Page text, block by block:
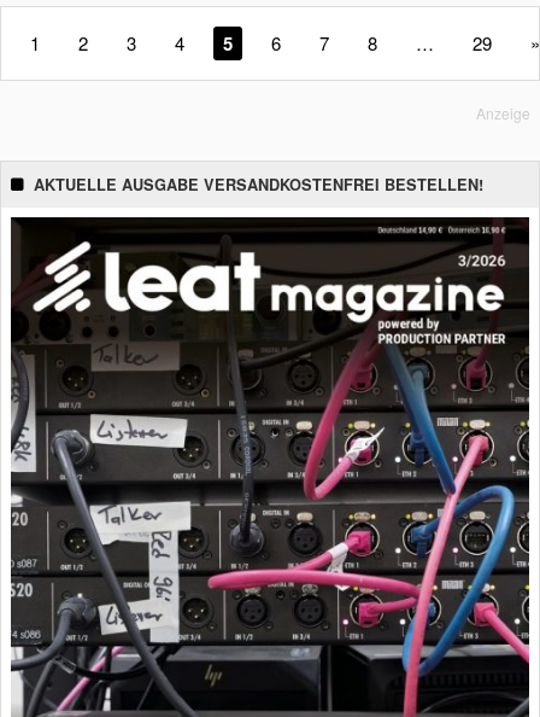
1 2 3 4 5 6 7 8 … 29 »
Anzeige
AKTUELLE AUSGABE VERSANDKOSTENFREI BESTELLEN!